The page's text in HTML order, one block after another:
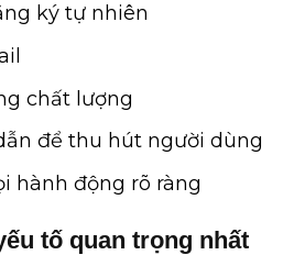
ký tự nhiên
chất lượng
để thu hút người dùng
hành động rõ ràng
tố quan trọng nhất